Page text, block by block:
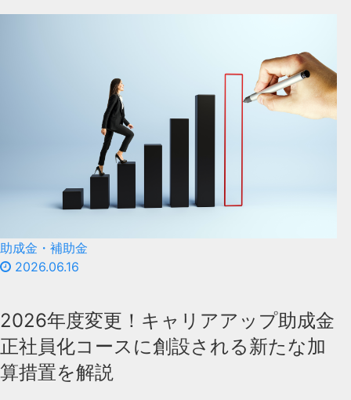
助成金・補助金
2026.06.16
2026年度変更！キャリアアップ助成金
正社員化コースに創設される新たな加
算措置を解説